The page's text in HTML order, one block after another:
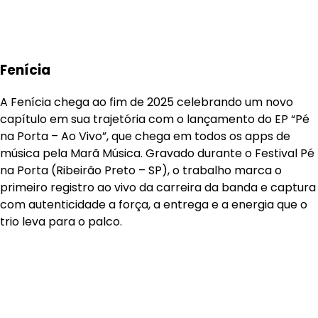
Fenícia
A Fenícia chega ao fim de 2025 celebrando um novo
capítulo em sua trajetória com o lançamento do EP “Pé
na Porta – Ao Vivo”, que chega em todos os apps de
música pela Marã Música. Gravado durante o Festival Pé
na Porta (Ribeirão Preto – SP), o trabalho marca o
primeiro registro ao vivo da carreira da banda e captura
com autenticidade a força, a entrega e a energia que o
trio leva para o palco.